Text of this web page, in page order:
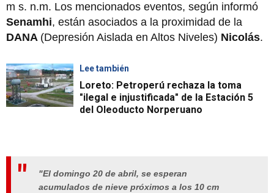
m s. n.m. Los mencionados eventos, según informó
Senamhi, están asociados a la proximidad de la
DANA (Depresión Aislada en Altos Niveles) Nicolás.
Lee también
Loreto: Petroperú rechaza la toma
"ilegal e injustificada" de la Estación 5
del Oleoducto Norperuano
"El domingo 20 de abril, se esperan
acumulados de nieve próximos a los 10 cm